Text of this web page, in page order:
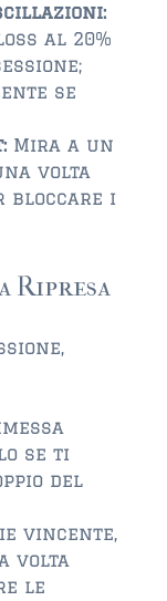
al 20%
se
Mira a un
volta
bloccare i
Ripresa
se ti
del
vincente,
volta
le